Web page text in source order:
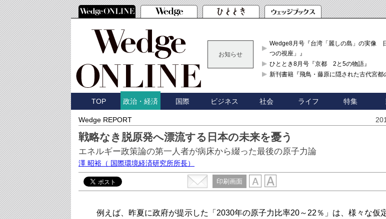
お知らせ
Wedge8月号『台湾「麗しの島」の実像
つの視座」』
ひととき8月号『京都 2と5の物語』
新刊書籍『飛鳥・藤原に隠された古代宮都
TOP 政治・経済 国際 ビジネス 社会 ライフ 特集
Wedge REPORT
戦略なき脱原発へ漂流する日本の未来を憂う
エネルギー政策論の第一人者が病床から綴った最後の原子力論
澤 昭裕 （ 国際環境経済研究所所長）
印刷画面
例えば、昨夏に政府が提示した「2030年の原子力比率20～22％」は、様々な仮